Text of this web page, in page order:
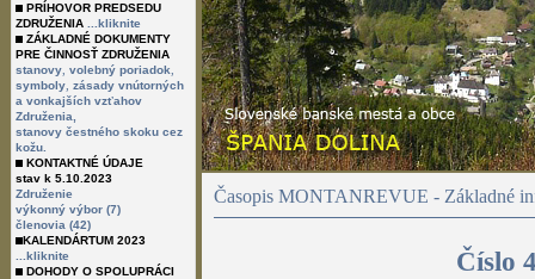
PRÍHOVOR PREDSEDU
ZDRUŽENIA
...kliknite
ZÁKLADNÉ DOKUMENTY
PRE ČINNOSŤ ZDRUŽENIA
stanovy volebný poriadok
symboly zásady vnútorných
a vonkajších vzťahov
Združenia,
stanovy čestného skoku cez
kožu.
KONTAKTNÉ ÚDAJE
stav k 5.10.2023
Združenie
výkonný výbor (7)
členovia (42)
KALENDÁRTUM 2023
...kliknite
DOHODY O SPOLUPRÁCI
Časopis MONTANREVUE - Základné
Číslo